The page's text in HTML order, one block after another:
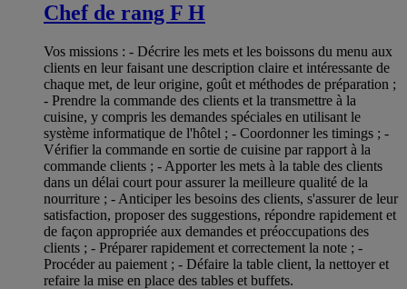
Chef de rang F H
Vos missions : - Décrire les mets et les boissons du menu aux
clients en leur faisant une description claire et intéressante de
chaque met, de leur origine, goût et méthodes de préparation ;
- Prendre la commande des clients et la transmettre à la
cuisine, y compris les demandes spéciales en utilisant le
système informatique de l'hôtel ; - Coordonner les timings ; -
Vérifier la commande en sortie de cuisine par rapport à la
commande clients ; - Apporter les mets à la table des clients
dans un délai court pour assurer la meilleure qualité de la
nourriture ; - Anticiper les besoins des clients, s'assurer de leur
satisfaction, proposer des suggestions, répondre rapidement et
de façon appropriée aux demandes et préoccupations des
clients ; - Préparer rapidement et correctement la note ; -
Procéder au paiement ; - Défaire la table client, la nettoyer et
refaire la mise en place des tables et buffets.